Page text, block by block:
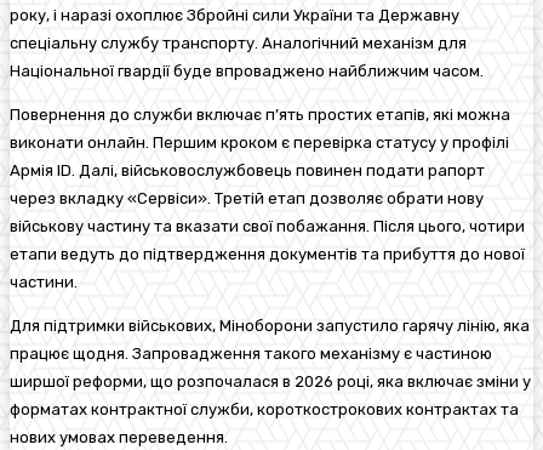
року, і наразі охоплює Збройні сили України та Державну
спеціальну службу транспорту. Аналогічний механізм для
Національної гвардії буде впроваджено найближчим часом.
Повернення до служби включає п’ять простих етапів, які можна
виконати онлайн. Першим кроком є перевірка статусу у профілі
Армія ID. Далі, військовослужбовець повинен подати рапорт
через вкладку «Сервіси». Третій етап дозволяє обрати нову
військову частину та вказати свої побажання. Після цього, чотири
етапи ведуть до підтвердження документів та прибуття до нової
частини.
Для підтримки військових, Міноборони запустило гарячу лінію, яка
працює щодня. Запровадження такого механізму є частиною
ширшої реформи, що розпочалася в 2026 році, яка включає зміни у
форматах контрактної служби, короткострокових контрактах та
нових умовах переведення.